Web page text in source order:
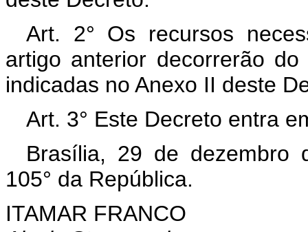
Art. 2° Os recursos
artigo anterior decorrerão
indicadas no Anexo II deste
Art. 3° Este Decreto entra
Brasília, 29 de dezembro
105° da República.
ITAMAR FRANCO